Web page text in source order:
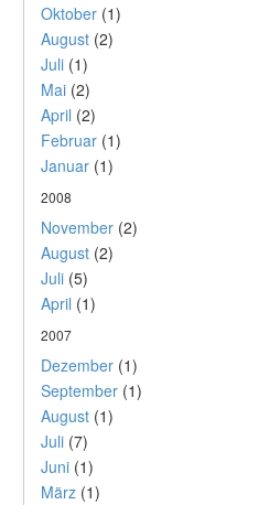
Oktober (1)
August (2)
Juli (1)
Mai (2)
April (2)
Februar (1)
Januar (1)
2008
November (2)
August (2)
Juli (5)
April (1)
2007
Dezember (1)
September (1)
August (1)
Juli (7)
Juni (1)
März (1)